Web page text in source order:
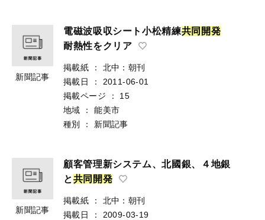
新聞記事
電磁波吸収シート小松精練共同 開発
耐熱性をクリア
掲載紙 ：
北中：朝刊
掲載日
：
2011-06-01
掲載ページ
：
15
地域
：
能美市
種別
： 新聞記事
新聞記事
顧客管理新システム、北國銀、４地銀
と共同 開発
掲載紙 ：
北中：朝刊
掲載日
：
2009-03-19